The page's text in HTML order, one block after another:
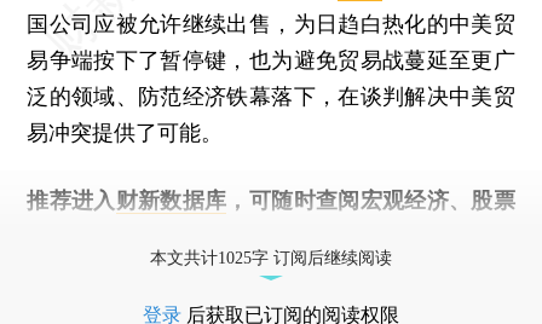
国公司应被允许继续出售，为日趋白热化的中美贸
易争端按下了暂停键，也为避免贸易战蔓延至更广
泛的领域、防范经济铁幕落下，在谈判解决中美贸
易冲突提供了可能。
推荐进入 财新数据库 ，可随时查阅宏观经济、股票
本文共计1025字 订阅后继续阅读
登录 后获取已订阅的阅读权限